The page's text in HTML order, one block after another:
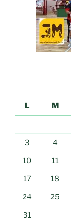
L
M
3 4
10 11
17 18
24 25
31